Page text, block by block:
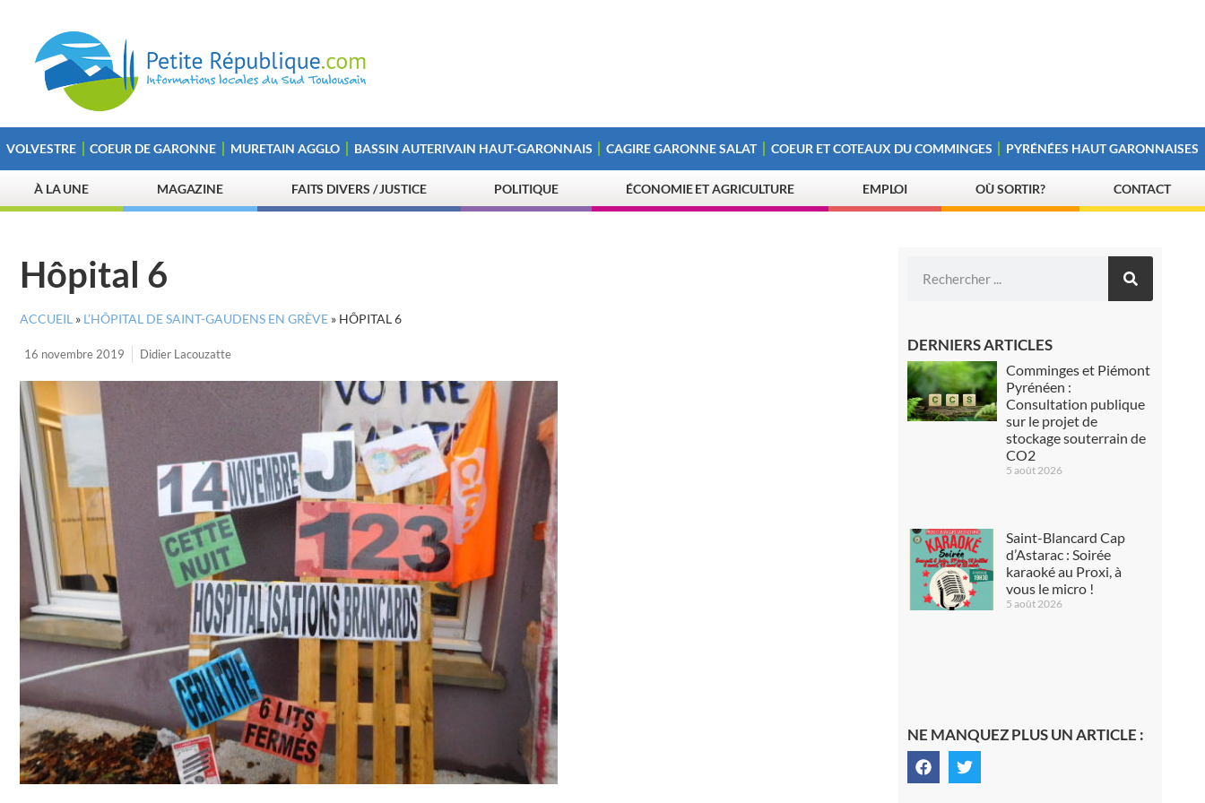
VOLVESTRE COEUR DE GARONNE MURETAIN AGGLO BASSIN AUTERIVAIN HAUT-GARONNAIS CAGIRE GARONNE SALAT COEUR ET COTEAUX DU COMMINGES PYRÉNÉES HAUT GARONNAISES
À LA UNE MAGAZINE FAITS DIVERS / JUSTICE POLITIQUE ÉCONOMIE ET AGRICULTURE EMPLOI OÙ SORTIR? CONTACT
Hôpital 6
ACCUEIL » L’HÔPITAL DE SAINT-GAUDENS EN GRÈVE » HÔPITAL 6
16 novembre 2019 Didier Lacouzatte DERNIERS ARTICLES
Comminges et Piémont
Pyrénéen :
Consultation publique
sur le projet de
stockage souterrain de
CO2
5 août 2026
Saint-Blancard Cap
d’Astarac : Soirée
karaoké au Proxi, à
vous le micro !
5 août 2026
NE MANQUEZ PLUS UN ARTICLE :